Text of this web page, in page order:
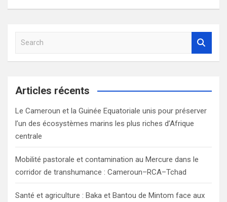
a
c
Articles récents
Le Cameroun et la Guinée Equatoriale unis pour préserver
l’un des écosystèmes marins les plus riches d’Afrique
centrale
Mobilité pastorale et contamination au Mercure dans le
corridor de transhumance : Cameroun–RCA–Tchad
Santé et agriculture : Baka et Bantou de Mintom face aux